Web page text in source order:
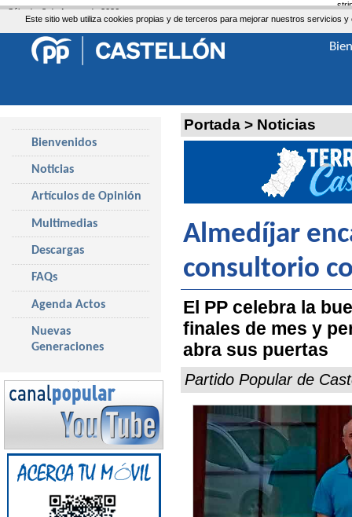
Este sitio web utiliza cookies propias y de terceros para mejorar nuestros servicios
Portada > Noticias
Almedíjar
consultorio
El PP celebra la
finales de mes y
abra sus puertas
Partido Popular de
Bienvenidos
Noticias
Artículos de Opinión
Multimedias
Descargas
FAQs
Agenda Actos
Nuevas
Generaciones
Sábado, 8 de Agosto de 2026